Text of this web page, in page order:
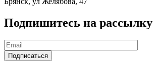
Подпишитесь на рассылку